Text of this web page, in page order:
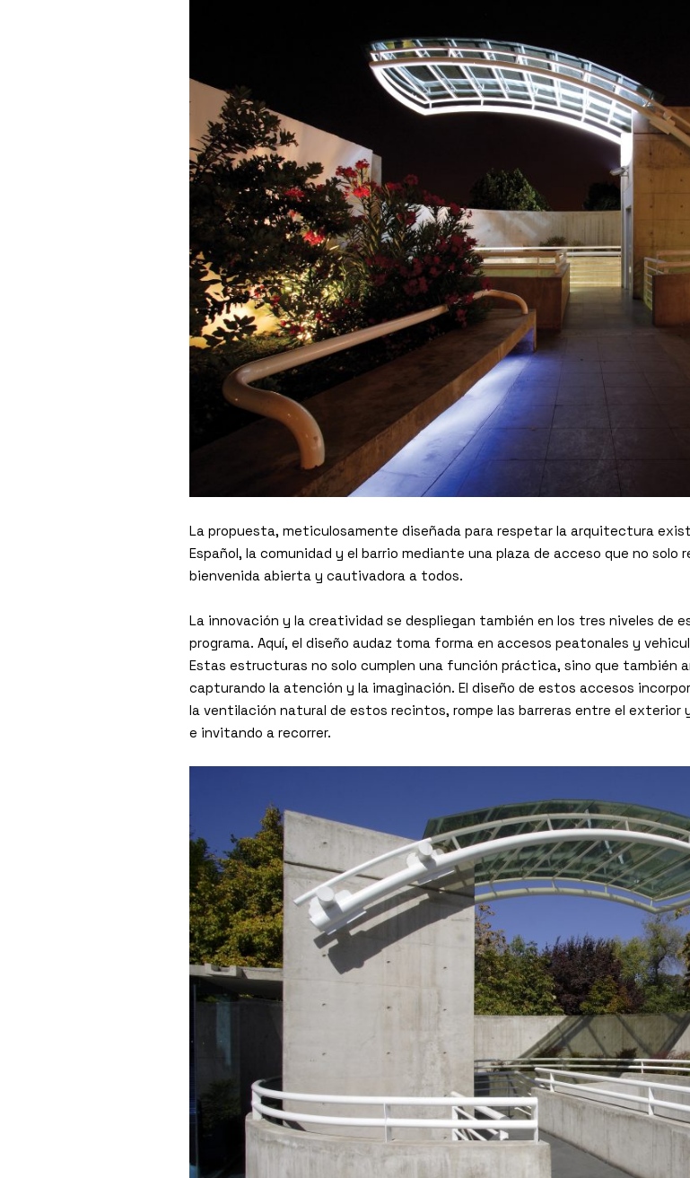
La propuesta, meticulosamente diseñada para respetar la arquitectura
Español, la comunidad y el barrio mediante una plaza de acceso que no
bienvenida abierta y cautivadora a todos.
La innovación y la creatividad se despliegan también en los tres niveles de
programa. Aquí, el diseño audaz toma forma en accesos peatonales y
Estas estructuras no solo cumplen una función práctica, sino que también
capturando la atención y la imaginación. El diseño de estos accesos
la ventilación natural de estos recintos, rompe las barreras entre el exterior
e invitando a recorrer.